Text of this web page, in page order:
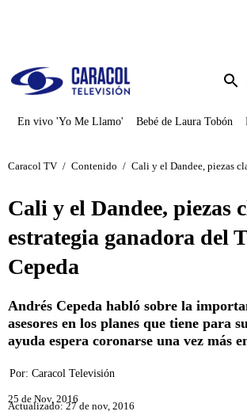
En vivo 'Yo Me Llamo' Bebé de Laura Tobón
Caracol TV / Contenido / Cali y el Dandee, piezas
Cali y el Dandee, piezas
estrategia ganadora del
Cepeda
Andrés Cepeda habló sobre la
asesores en los planes que tiene para
ayuda espera coronarse una vez más
Por: Caracol Televisión
25 de Nov, 2016
Actualizado: 27 de nov, 2016